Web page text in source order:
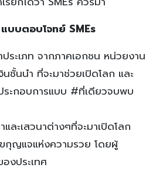
บบตอบโจทย์ SMEs
ระเภท จากภาคเอกชน หน่วยงาน
นชั้นนำ ที่จะมาช่วยเปิดโลก และ
ระกอบการแบบ #ที่เดียวจบพบ
ละเสวนาต่างๆที่จะมาเปิดโลก
กุญแจแห่งความรวย โดยผู้
งประเทศ